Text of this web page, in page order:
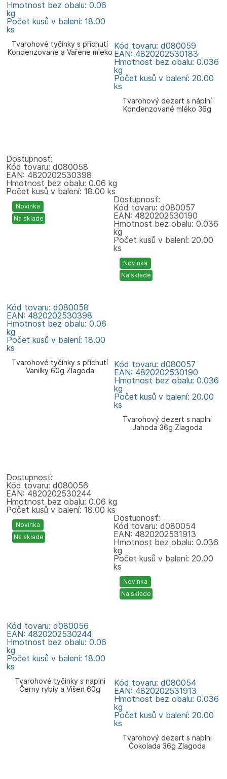
Hmotnost bez obalu: 0.06
kg
Počet kusů v balení: 18.00
ks
Tvarohové tyčínky s příchutí
Kondenzovane a Vařene mleko
Kód tovaru: d080059
EAN: 4820202530183
Hmotnost bez obalu: 0.036
kg
Počet kusů v balení: 20.00
ks
Tvarohový dezert s náplní
Kondenzované mléko 36g
Dostupnosť:
Kód tovaru: d080058
EAN: 4820202530398
Hmotnost bez obalu: 0.06 kg
Počet kusů v balení: 18.00 ks
Novinka
Na sklade
Kód tovaru: d080058
EAN: 4820202530398
Hmotnost bez obalu: 0.06
kg
Počet kusů v balení: 18.00
ks
Tvarohové tyčínky s příchutí
Vanilky 60g Zlagoda
Dostupnosť:
Kód tovaru: d080057
EAN: 4820202530190
Hmotnost bez obalu: 0.036
kg
Počet kusů v balení: 20.00
ks
Novinka
Na sklade
Kód tovaru: d080057
EAN: 4820202530190
Hmotnost bez obalu: 0.036
kg
Počet kusů v balení: 20.00
ks
Tvarohový dezert s naplni
Jahoda 36g Zlagoda
Dostupnosť:
Kód tovaru: d080056
EAN: 4820202530244
Hmotnost bez obalu: 0.06 kg
Počet kusů v balení: 18.00 ks
Novinka
Na sklade
Kód tovaru: d080056
EAN: 4820202530244
Hmotnost bez obalu: 0.06
kg
Počet kusů v balení: 18.00
ks
Tvarohové tyčinky s naplni
Černy rybiy a Višen 60g
Dostupnosť:
Kód tovaru: d080054
EAN: 4820202531913
Hmotnost bez obalu: 0.036
kg
Počet kusů v balení: 20.00
ks
Novinka
Na sklade
Kód tovaru: d080054
EAN: 4820202531913
Hmotnost bez obalu: 0.036
kg
Počet kusů v balení: 20.00
ks
Tvarohový dezert s naplni
Čokolada 36g Zlagoda